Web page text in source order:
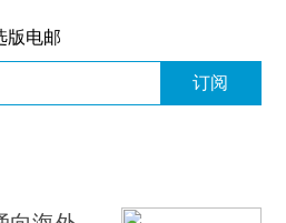
版电邮
订阅